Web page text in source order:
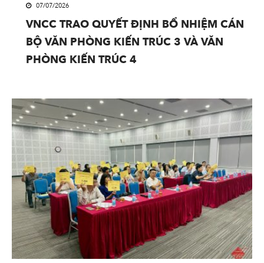
07/07/2026
VNCC TRAO QUYẾT ĐỊNH BỔ NHIỆM CÁN
BỘ VĂN PHÒNG KIẾN TRÚC 3 VÀ VĂN
PHÒNG KIẾN TRÚC 4